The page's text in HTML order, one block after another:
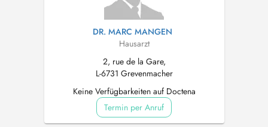
DR. MARC MANGEN
Hausarzt
2, rue de la Gare,
L-6731 Grevenmacher
Keine Verfügbarkeiten auf Doctena
Termin per Anruf